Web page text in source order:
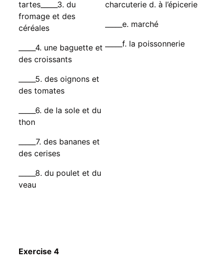
tartes_____3. du
fromage et des
céréales
_____4. une baguette et
des croissants
_____5. des oignons et
des tomates
_____6. de la sole et du
thon
_____7. des bananes et
des cerises
_____8. du poulet et du
veau
charcuterie d. à l’épicerie
_____e. marché
_____f. la poissonnerie
Exercise 4